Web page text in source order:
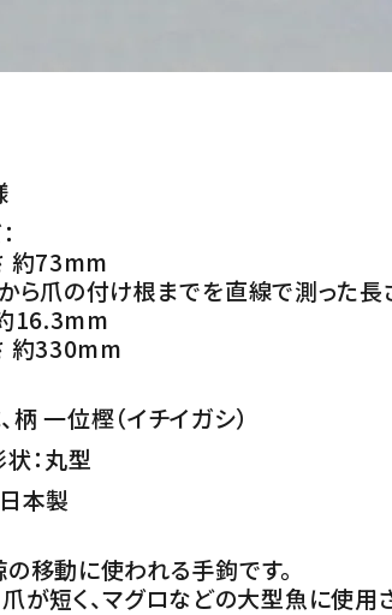
約73mm
ら爪の付け根までを直線で測った長
16.3mm
約330mm
柄 一位樫（イチイガシ）
：丸型
本製
移動に使われる手鉤です。
が短く、マグロなどの大型魚に使用